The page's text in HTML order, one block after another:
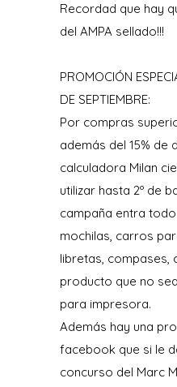
Recordad que hay
del AMPA sellado!!!
PROMOCIÓN
DE SEPTIEMBRE:
Por compras
además del 15% de
calculadora Milan
utilizar hasta 2º de
campaña entra
mochilas, carros
libretas, compases,
producto que no
para impresora.
Además hay una
facebook que si le
concurso del Marc